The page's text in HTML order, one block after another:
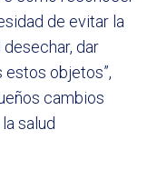
de evitar la
dar
objetos”,
cambios
salud